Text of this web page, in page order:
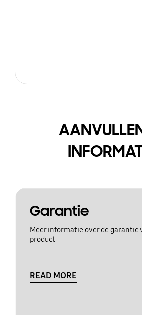
Garantie
Meer informatie over de garantie
product
READ MORE